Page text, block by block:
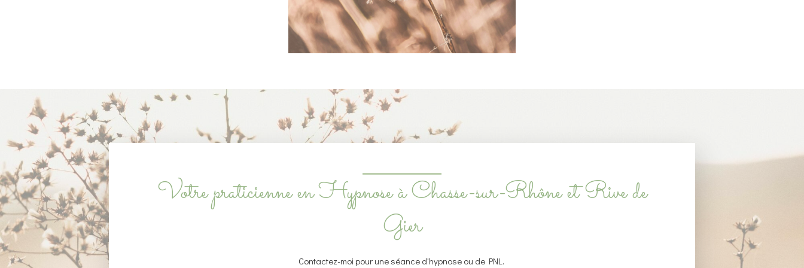
Votre praticienne en Hypnose à Chasse-sur-Rhône et Rive de
Gier
Contactez-moi pour une séance d'hypnose ou de PNL.